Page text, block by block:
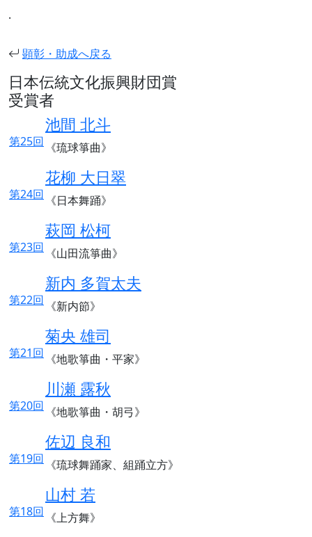
.
顕彰・助成へ戻る
日本伝統文化振興財団賞
受賞者
第25回
池間 北斗
《琉球箏曲》
第24回
花柳 大日翠
《日本舞踊》
第23回
萩岡 松柯
《山田流箏曲》
第22回
新内 多賀太夫
《新内節》
第21回
菊央 雄司
《地歌箏曲・平家》
第20回
川瀬 露秋
《地歌箏曲・胡弓》
第19回
佐辺 良和
《琉球舞踊家、組踊立方》
第18回
山村 若
《上方舞》